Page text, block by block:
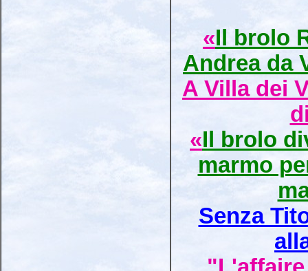
«Il brolo
Andrea da
A Villa dei
«Il brolo
marmo
Senza